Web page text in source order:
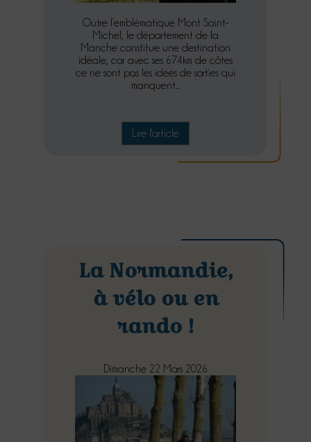
Outre l’emblématique Mont Saint-
Michel, le département de la
Manche constitue une destination
idéale, car avec ses 674km de côtes
ce ne sont pas les idées de sorties qui
manquent...
Lire l'article
La Normandie,
à vélo ou en
rando !
Dimanche 22 Mars 2026